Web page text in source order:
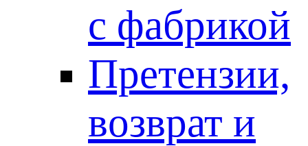
с фабрикой
Претензии,
возврат и